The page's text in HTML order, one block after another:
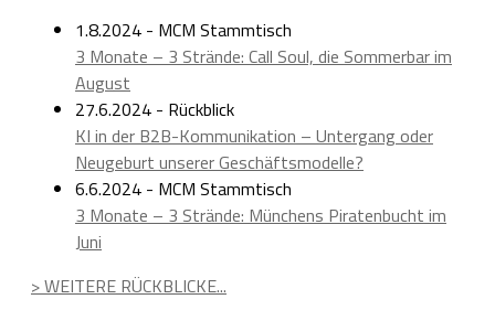
1.8.2024 - MCM Stammtisch
3 Monate – 3 Strände: Call Soul, die Sommerbar im
August
27.6.2024 - Rückblick
KI in der B2B-Kommunikation – Untergang oder
Neugeburt unserer Geschäftsmodelle?
6.6.2024 - MCM Stammtisch
3 Monate – 3 Strände: Münchens Piratenbucht im
Juni
> WEITERE RÜCKBLICKE...